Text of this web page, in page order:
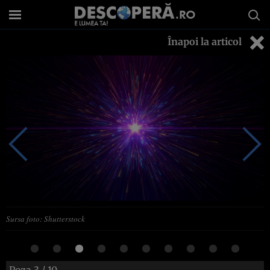
Înapoi la articol
Sursa foto: Shutterstock